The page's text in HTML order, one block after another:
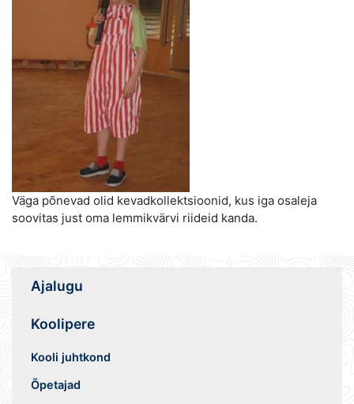
Väga põnevad olid kevadkollektsioonid, kus iga osaleja
soovitas just oma lemmikvärvi riideid kanda.
Ajalugu
Koolipere
Kooli juhtkond
Õpetajad